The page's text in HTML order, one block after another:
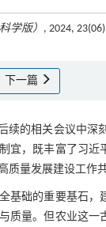
学版） , 2024,
下一篇
续的相关会议中深
宜，既丰富了习近
量发展建设工作
基础的重要基石，
质量。但农业这一